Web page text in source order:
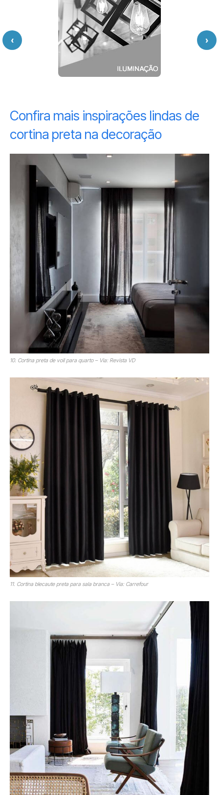
‹ ›
Confira mais inspirações lindas de
cortina preta na decoração
10. Cortina preta de voil para quarto – Via: Revista VD
11. Cortina blecaute preta para sala branca – Via: Carrefour